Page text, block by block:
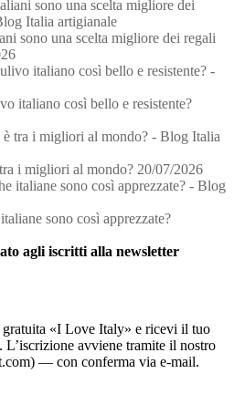
sono una scelta migliore dei regali
italiano così bello e resistente?
i migliori al mondo? 20/07/2026
sono così apprezzate?
agli iscritti alla newsletter
«I Love Italy» e ricevi il tuo
avviene tramite il nostro
— con conferma via e-mail.